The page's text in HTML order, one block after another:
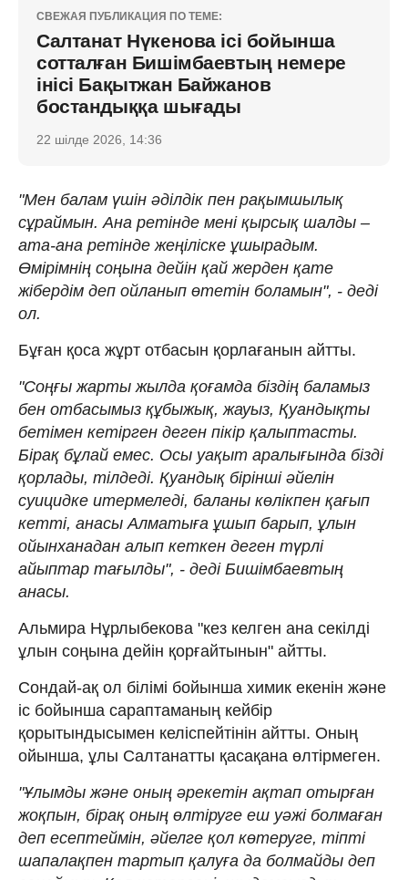
СВЕЖАЯ ПУБЛИКАЦИЯ ПО ТЕМЕ:
Салтанат Нүкенова ісі бойынша
сотталған Бишімбаевтың немере
інісі Бақытжан Байжанов
бостандыққа шығады
22 шілде 2026, 14:36
"Мен балам үшін әділдік пен рақымшылық
сұраймын. Ана ретінде мені қырсық шалды –
ата-ана ретінде жеңіліске ұшырадым.
Өмірімнің соңына дейін қай жерден қате
жібердім деп ойланып өтетін боламын", - деді
ол.
Бұған қоса жұрт отбасын қорлағанын айтты.
"Соңғы жарты жылда қоғамда біздің баламыз
бен отбасымыз құбыжық, жауыз, Қуандықты
бетімен кетірген деген пікір қалыптасты.
Бірақ бұлай емес. Осы уақыт аралығында бізді
қорлады, тілдеді. Қуандық бірінші әйелін
суицидке итермеледі, баланы көлікпен қағып
кетті, анасы Алматыға ұшып барып, ұлын
ойынханадан алып кеткен деген түрлі
айыптар тағылды", - деді Бишімбаевтың
анасы.
Альмира Нұрлыбекова "кез келген ана секілді
ұлын соңына дейін қорғайтынын" айтты.
Сондай-ақ ол білімі бойынша химик екенін және
іс бойынша сараптаманың кейбір
қорытындысымен келіспейтінін айтты. Оның
ойынша, ұлы Салтанатты қасақана өлтірмеген.
"Ұлымды және оның әрекетін ақтап отырған
жоқпын, бірақ оның өлтіруге еш уәжі болмаған
деп есептеймін, әйелге қол көтеруге, тіпті
шапалақпен тартып қалуға да болмайды деп